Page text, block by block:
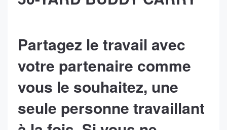
Partagez le travail avec
votre partenaire comme
vous le souhaitez, une
seule personne travaillant